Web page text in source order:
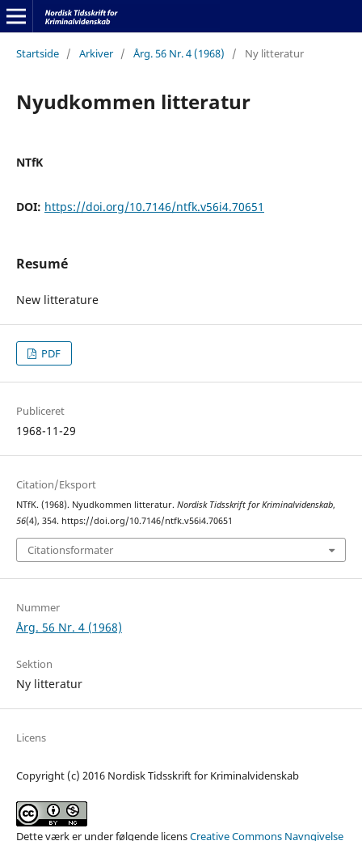
Startside / Arkiver / Årg. 56 Nr. 4 (1968) / Ny litteratur
Nyudkommen litteratur
NTfK
DOI: https://doi.org/10.7146/ntfk.v56i4.70651
Resumé
New litterature
PDF
Publiceret
1968-11-29
Citation/Eksport
NTfK. (1968). Nyudkommen litteratur. Nordisk Tidsskrift for Kriminalvidenskab,
56(4), 354. https://doi.org/10.7146/ntfk.v56i4.70651
Citationsformater
Nummer
Årg. 56 Nr. 4 (1968)
Sektion
Ny litteratur
Licens
Copyright (c) 2016 Nordisk Tidsskrift for Kriminalvidenskab
Dette værk er under følgende licensCreative Commons Navngivelse